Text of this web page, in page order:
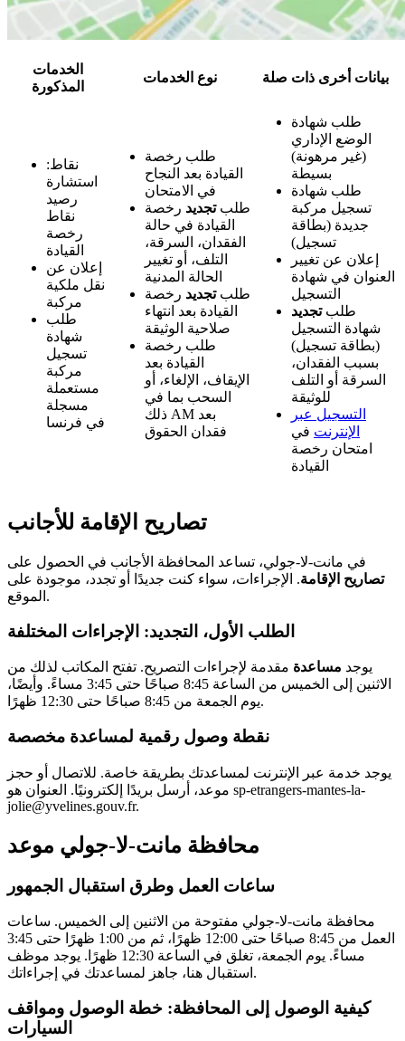
الخدمات
المذكورة
نوع الخدمات بيانات أخرى ذات صلة
نقاط:
استشارة
رصيد
نقاط
رخصة
القيادة
إعلان عن
نقل ملكية
مركبة
طلب
شهادة
تسجيل
مركبة
مستعملة
مسجلة
في فرنسا
طلب رخصة
القيادة بعد النجاح
في الامتحان
طلبتجديد رخصة
القيادة في حالة
الفقدان، السرقة،
التلف، أو تغيير
الحالة المدنية
طلبتجديد رخصة
القيادة بعد انتهاء
صلاحية الوثيقة
طلب رخصة
القيادة بعد
الإيقاف، الإلغاء، أو
السحب بما في
ذلك AM بعد
فقدان الحقوق
طلب شهادة
الوضع الإداري
(غير مرهونة)
بسيطة
طلب شهادة
تسجيل مركبة
جديدة (بطاقة
تسجيل)
إعلان عن تغيير
العنوان في شهادة
التسجيل
طلبتجديد
شهادة التسجيل
(بطاقة تسجيل)
بسبب الفقدان،
السرقة أو التلف
للوثيقة
التسجيل عبر
الإنترنت في
امتحان رخصة
القيادة
تصاريح الإقامة للأجانب
في مانت-لا-جولي، تساعد المحافظة الأجانب في الحصول على
تصاريح الإقامة. الإجراءات، سواء كنت جديدًا أو تجدد، موجودة على
الموقع.
الطلب الأول، التجديد: الإجراءات المختلفة
يوجد مساعدة مقدمة لإجراءات التصريح. تفتح المكاتب لذلك من
الاثنين إلى الخميس من الساعة 8:45 صباحًا حتى 3:45 مساءً. وأيضًا،
يوم الجمعة من 8:45 صباحًا حتى 12:30 ظهرًا.
نقطة وصول رقمية لمساعدة مخصصة
يوجد خدمة عبر الإنترنت لمساعدتك بطريقة خاصة. للاتصال أو حجز
موعد، أرسل بريدًا إلكترونيًا. العنوان هو sp-etrangers-mantes-la-
jolie@yvelines.gouv.fr.
محافظة مانت-لا-جولي موعد
ساعات العمل وطرق استقبال الجمهور
محافظة مانت-لا-جولي مفتوحة من الاثنين إلى الخميس. ساعات
العمل من 8:45 صباحًا حتى 12:00 ظهرًا، ثم من 1:00 ظهرًا حتى 3:45
مساءً. يوم الجمعة، تغلق في الساعة 12:30 ظهرًا. يوجد موظف
استقبال هنا، جاهز لمساعدتك في إجراءاتك.
كيفية الوصول إلى المحافظة: خطة الوصول ومواقف
السيارات